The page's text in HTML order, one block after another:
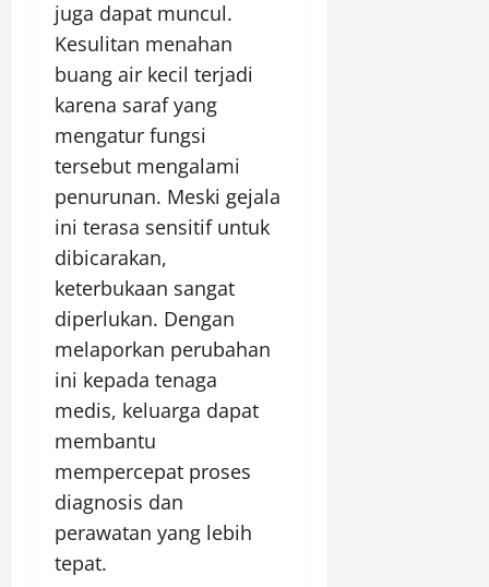
juga dapat muncul.
Kesulitan menahan
buang air kecil terjadi
karena saraf yang
mengatur fungsi
tersebut mengalami
penurunan. Meski gejala
ini terasa sensitif untuk
dibicarakan,
keterbukaan sangat
diperlukan. Dengan
melaporkan perubahan
ini kepada tenaga
medis, keluarga dapat
membantu
mempercepat proses
diagnosis dan
perawatan yang lebih
tepat.